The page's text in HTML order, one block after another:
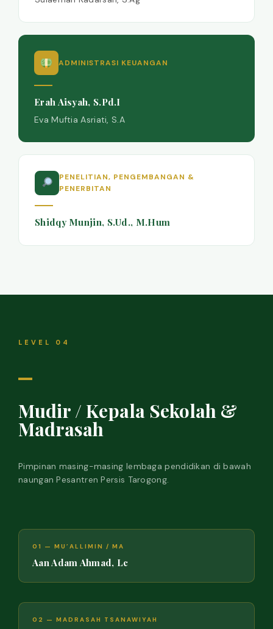
ADMINISTRASI KEUANGAN
Erah Aisyah, S.Pd.I
Eva Muftia Asriati, S.A
PENELITIAN, PENGEMBANGAN &
PENERBITAN
Shidqy Munjin, S.Ud., M.Hum
LEVEL 04
Mudir / Kepala Sekolah &
Madrasah
Pimpinan masing-masing lembaga pendidikan di bawah
naungan Pesantren Persis Tarogong.
01 — MU’ALLIMIN / MA
Aan Adam Ahmad, Lc
02 — MADRASAH TSANAWIYAH